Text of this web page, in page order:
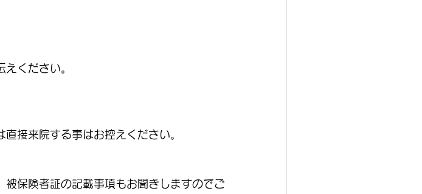
ください。
接来院する事はお控えください。
被保険者証の記載事項もお聞きしますのでご